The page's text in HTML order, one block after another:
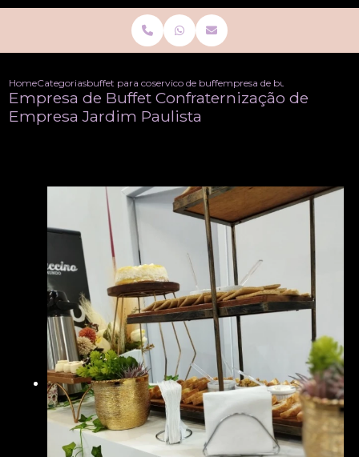
HomeCategoriasbuffet para confraternizacoes
servico de buffet para confraternizacao
empresa de buffet
Empresa de Buffet Confraternização de
Empresa Jardim Paulista